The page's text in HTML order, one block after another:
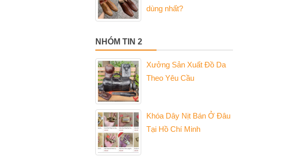
dùng nhất?
NHÓM TIN 2
Xưởng Sản Xuất Đồ Da
Theo Yêu Cầu
Khóa Dây Nịt Bán Ở Đâu
Tại Hồ Chí Minh